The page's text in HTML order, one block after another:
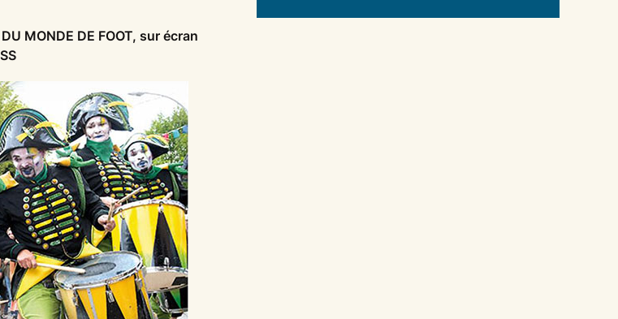
MONDE DE FOOT, sur écran